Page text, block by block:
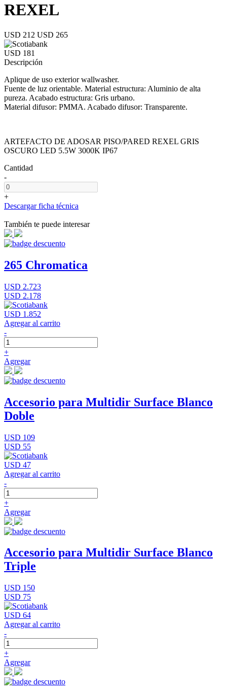
REXEL
USD 212 USD 265
USD 181
Descripción
Aplique de uso exterior wallwasher.
Fuente de luz orientable. Material estructura: Aluminio de alta
pureza. Acabado estructura: Gris urbano.
Material difusor: PMMA. Acabado difusor: Transparente.
ARTEFACTO DE ADOSAR PISO/PARED REXEL GRIS
OSCURO LED 5.5W 3000K IP67
Cantidad
-
+
Descargar ficha técnica
También te puede interesar
265 Chromatica
USD 2.723
USD 2.178
USD 1.852
Agregar al carrito
-
+
Agregar
Accesorio para Multidir Surface Blanco
Doble
USD 109
USD 55
USD 47
Agregar al carrito
-
+
Agregar
Accesorio para Multidir Surface Blanco
Triple
USD 150
USD 75
USD 64
Agregar al carrito
-
+
Agregar